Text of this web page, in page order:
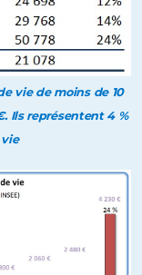
vie de moins de 10
Ils représentent 4 %